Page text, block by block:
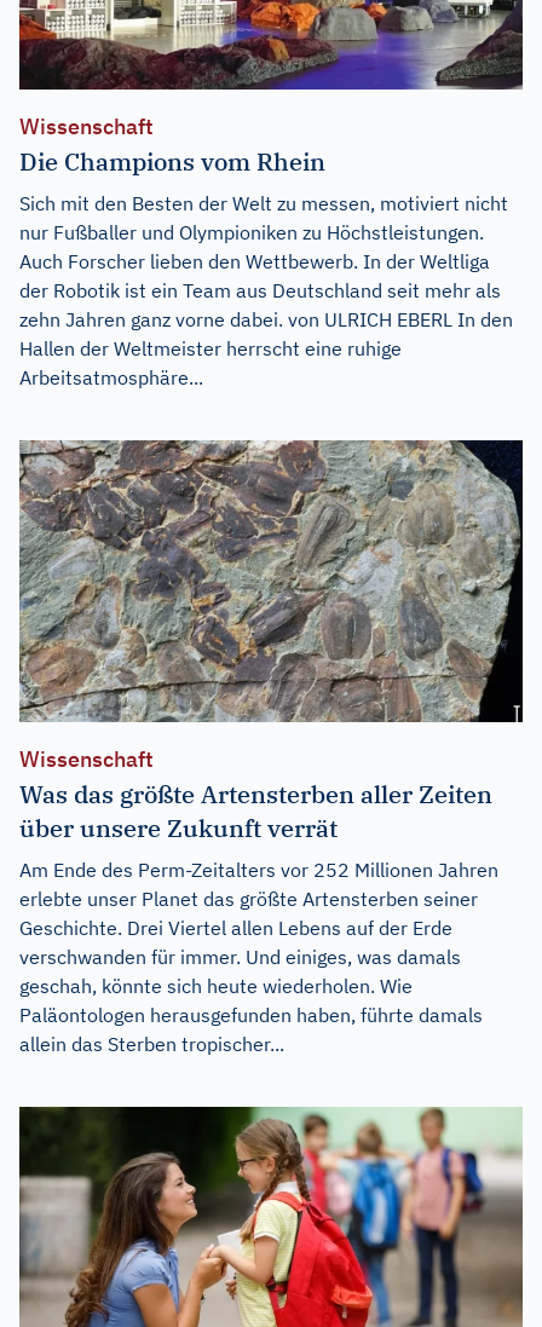
Wissenschaft
Die Champions vom Rhein
Sich mit den Besten der Welt zu messen, motiviert nicht
nur Fußballer und Olympioniken zu Höchstleistungen.
Auch Forscher lieben den Wettbewerb. In der Weltliga
der Robotik ist ein Team aus Deutschland seit mehr als
zehn Jahren ganz vorne dabei. von ULRICH EBERL In den
Hallen der Weltmeister herrscht eine ruhige
Arbeitsatmosphäre...
Wissenschaft
Was das größte Artensterben aller Zeiten
über unsere Zukunft verrät
Am Ende des Perm-Zeitalters vor 252 Millionen Jahren
erlebte unser Planet das größte Artensterben seiner
Geschichte. Drei Viertel allen Lebens auf der Erde
verschwanden für immer. Und einiges, was damals
geschah, könnte sich heute wiederholen. Wie
Paläontologen herausgefunden haben, führte damals
allein das Sterben tropischer...